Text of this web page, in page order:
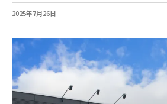
2025年7月26日